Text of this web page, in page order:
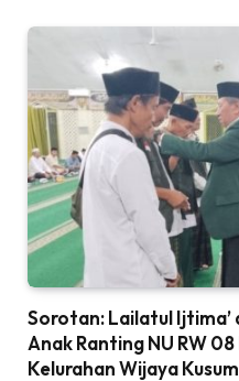
Sorotan: Lailatul Ijtima’
Anak Ranting NU RW
Kelurahan Wijaya